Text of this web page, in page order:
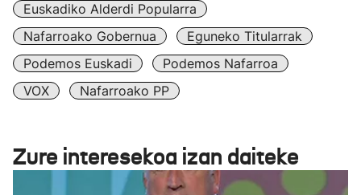
Euskadiko Alderdi Popularra
Nafarroako Gobernua
Eguneko Titularrak
Podemos Euskadi
Podemos Nafarroa
VOX
Nafarroako PP
Zure interesekoa izan daiteke